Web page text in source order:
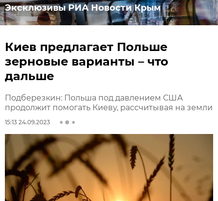
Эксклюзивы РИА Новости Крым
Киев предлагает Польше
зерновые варианты – что
дальше
Подберезкин: Польша под давлением США
продолжит помогать Киеву, рассчитывая на земли
15:13 24.09.2023